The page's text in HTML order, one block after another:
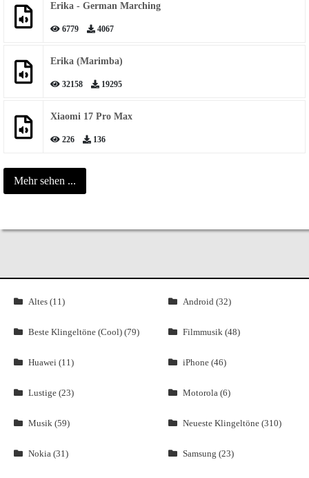
Erika - German Marching
6779 4067
Erika (Marimba)
32158 19295
Xiaomi 17 Pro Max
226 136
Mehr sehen ...
Altes (11) Android (32)
Beste Klingeltöne (Cool) (79) Filmmusik (48)
Huawei (11) iPhone (46)
Lustige (23) Motorola (6)
Musik (59) Neueste Klingeltöne (310)
Nokia (31) Samsung (23)